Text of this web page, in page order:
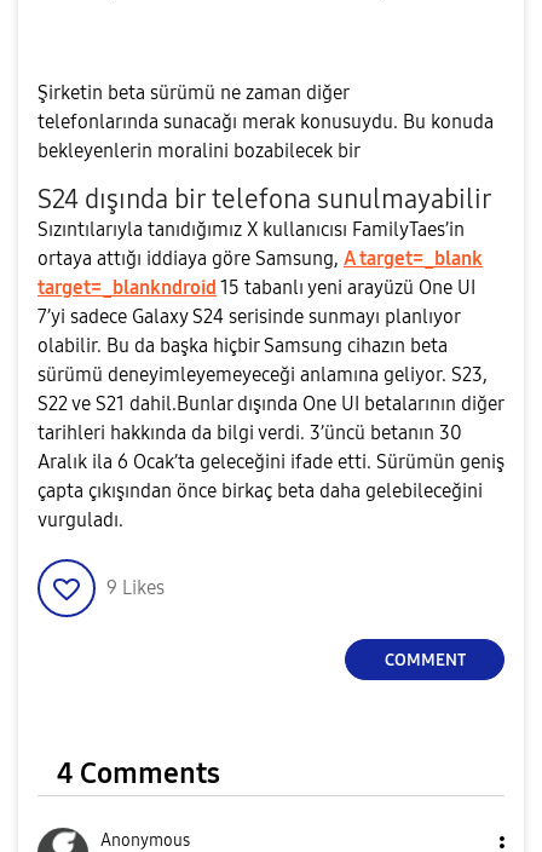
Şirketin beta sürümü ne zaman diğer
telefonlarında sunacağı merak konusuydu. Bu konuda
bekleyenlerin moralini bozabilecek bir
S24 dışında bir telefona sunulmayabilir
Sızıntılarıyla tanıdığımız X kullanıcısı FamilyTaes’in
ortaya attığı iddiaya göre Samsung, A target=_blank
target=_blankndroid 15 tabanlı yeni arayüzü One UI
7’yi sadece Galaxy S24 serisinde sunmayı planlıyor
olabilir. Bu da başka hiçbir Samsung cihazın beta
sürümü deneyimleyemeyeceği anlamına geliyor. S23,
S22 ve S21 dahil.Bunlar dışında One UI betalarının diğer
tarihleri hakkında da bilgi verdi. 3’üncü betanın 30
Aralık ila 6 Ocak’ta geleceğini ifade etti. Sürümün geniş
çapta çıkışından önce birkaç beta daha gelebileceğini
vurguladı.
9 Likes
COMMENT
4 Comments
Anonymous